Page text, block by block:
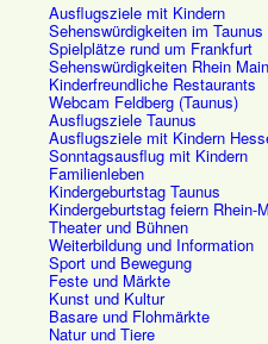
Ausflugsziele mit Kindern
Sehenswürdigkeiten im Taunus
Spielplätze rund um Frankfurt
Sehenswürdigkeiten Rhein Main
Kinderfreundliche Restaurants
Webcam Feldberg (Taunus)
Ausflugsziele Taunus
Ausflugsziele mit Kindern
Sonntagsausflug mit Kindern
Familienleben
Kindergeburtstag Taunus
Kindergeburtstag feiern Rhein-
Theater und Bühnen
Weiterbildung und Information
Sport und Bewegung
Feste und Märkte
Kunst und Kultur
Basare und Flohmärkte
Natur und Tiere